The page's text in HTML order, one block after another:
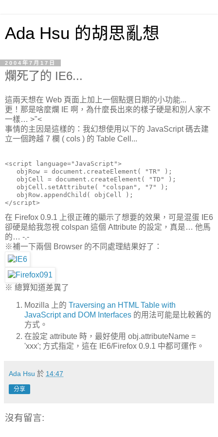
Ada Hsu 的胡思亂想
2004年7月17日
爛死了的 IE6...
這兩天想在 Web 頁面上加上一個點選日期的小功能...
更！那是啥麼爛 IE 啊，為什麼長出來的樣子硬是和別人家不
一樣… >"<
事情的主因是這樣的：我幻想使用以下的 JavaScript 碼去建
立一個跨越 7 欄 ( cols ) 的 Table Cell...
<script language="JavaScript">
   objRow = document.createElement( "TR" );
   objCell = document.createElement( "TD" );
   objCell.setAttribute( "colspan", "7" );
   objRow.appendChild( objCell );
</script>
在 Firefox 0.9.1 上很正確的顯示了想要的效果，可是混蛋 IE6
卻硬是給我忽視 colspan 這個 Attribute 的設定，真是… 他馬
的… -.-
※補一下兩個 Browser 的不同處理結果好了：
※ 總算知道差異了
Mozilla 上的 Traversing an HTML Table with
JavaScript and DOM Interfaces 的用法可能是比較舊的
方式。
在設定 attribute 時，最好使用 obj.attributeName =
'xxx'; 方式指定，這在 IE6/Firefox 0.9.1 中都可運作。
Ada Hsu 於 14:47
分享
沒有留言: